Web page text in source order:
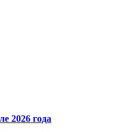
2026 года